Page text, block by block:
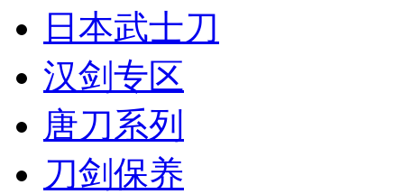
日本武士刀
汉剑专区
唐刀系列
刀剑保养